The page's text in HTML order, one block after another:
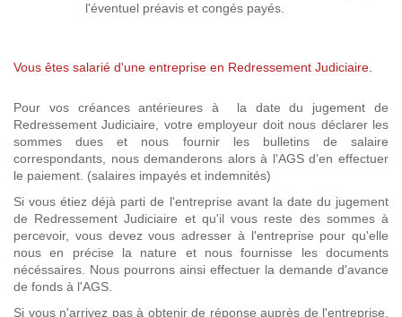
l'éventuel préavis et congés payés.
Vous êtes salarié d'une entreprise en Redressement Judiciaire.
Pour vos créances antérieures à la date du jugement de
Redressement Judiciaire, votre employeur doit nous déclarer les
sommes dues et nous fournir les bulletins de salaire
correspondants, nous demanderons alors à l'AGS d'en effectuer
le paiement. (salaires impayés et indemnités)
Si vous étiez déjà parti de l'entreprise avant la date du jugement
de Redressement Judiciaire et qu'il vous reste des sommes à
percevoir, vous devez vous adresser à l'entreprise pour qu'elle
nous en précise la nature et nous fournisse les documents
nécéssaires. Nous pourrons ainsi effectuer la demande d'avance
de fonds à l'AGS.
Si vous n'arrivez pas à obtenir de réponse auprès de l'entreprise,